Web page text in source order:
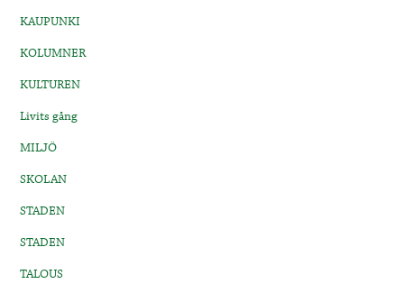
KAUPUNKI
KOLUMNER
KULTUREN
Livits gång
MILJÖ
SKOLAN
STADEN
STADEN
TALOUS